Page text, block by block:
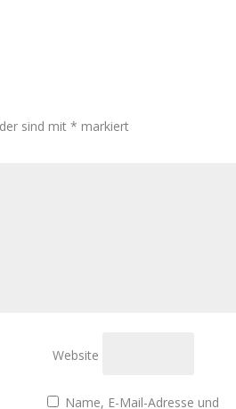
sind mit* markiert
Website
Name, E-Mail-Adresse und